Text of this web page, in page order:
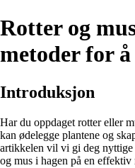
Rotter og
metoder for
Introduksjon
Har du oppdaget rotter eller
kan ødelegge plantene og
artikkelen vil vi gi deg
og mus i hagen på en effektiv